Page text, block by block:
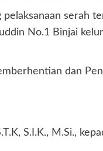
serah
No.1 Binjai
dan
S.I.K., M.Si.,